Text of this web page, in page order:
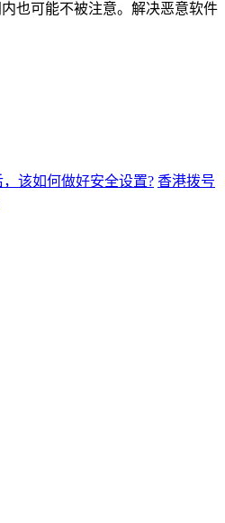
也可能不被注意。解决恶意软件
该如何做好安全设置? 香港拨号